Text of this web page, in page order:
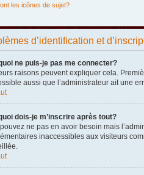
les icônes de sujet?
d’identification et
ne puis-je pas me connecter?
raisons peuvent expliquer cela.
aussi que l’administrateur ait une
dois-je m’inscrire après tout?
ne pas en avoir besoin mais
inaccessibles aux visiteurs